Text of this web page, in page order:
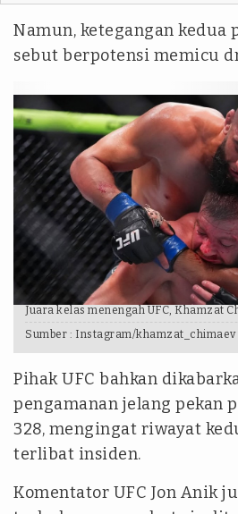
Namun, ketegangan
sebut berpotensi memicu
Juara kelas menengah UFC, Khamzat
Sumber : Instagram/khamzat_chimaev
Pihak UFC bahkan
pengamanan jelang pekan
328, mengingat riwayat
terlibat insiden.
Komentator UFC Jon Anik